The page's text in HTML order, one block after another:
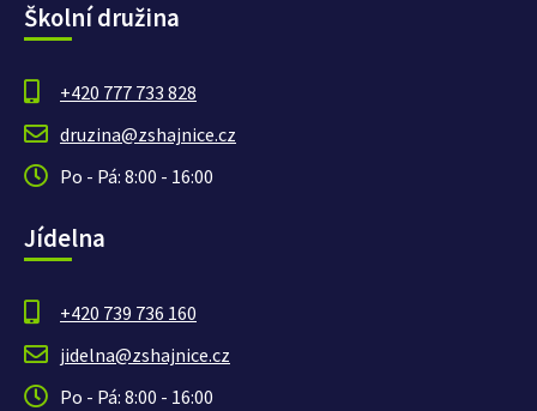
Školní družina
+420 777 733 828
druzina@zshajnice.cz
Po - Pá: 8:00 - 16:00
Jídelna
+420 739 736 160
jidelna@zshajnice.cz
Po - Pá: 8:00 - 16:00